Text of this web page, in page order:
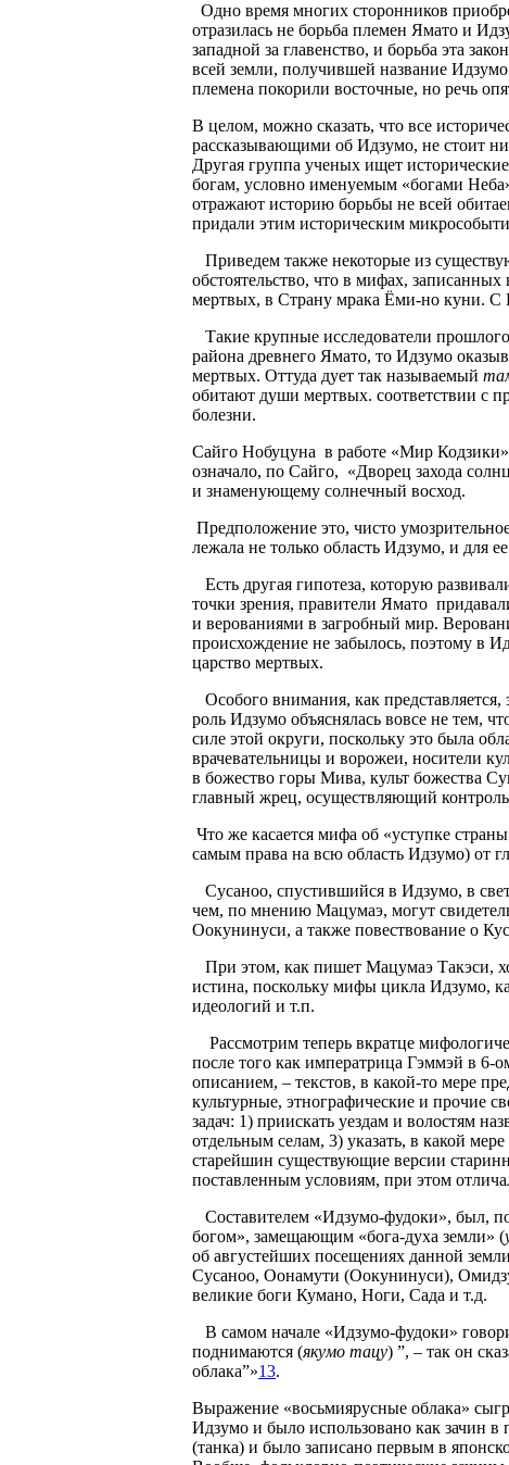
Одно время многих сторонников
отразилась не борьба племен Ямато и
западной за главенство, и борьба эта
всей земли, получившей название
племена покорили восточные, но речь
В целом, можно сказать, что все
рассказывающими об Идзумо, не стоит
Другая группа ученых ищет
богам, условно именуемым «богами
отражают историю борьбы не всей
придали этим историческим
Приведем также некоторые из
обстоятельство, что в мифах,
мертвых, в Страну мрака Ёми-но куни. С
Такие крупные исследователи
района древнего Ямато, то Идзумо
мертвых. Оттуда дует так называемый
обитают души мертвых. соответствии с
болезни.
Сайго Нобуцуна в работе «Мир
означало, по Сайго, «Дворец захода
и знаменующему солнечный восход.
Предположение это, чисто
лежала не только область Идзумо, и для
Есть другая гипотеза, которую
точки зрения, правители Ямато
и верованиями в загробный мир.
происхождение не забылось, поэтому в
царство мертвых.
Особого внимания, как
роль Идзумо объяснялась вовсе не тем,
силе этой округи, поскольку это была
врачевательницы и ворожеи, носители
в божество горы Мива, культ божества
главный жрец, осуществляющий
Что же касается мифа об «уступке
самым права на всю область Идзумо) от
Сусаноо, спустившийся в Идзумо, в
чем, по мнению Мацумаэ, могут
Оокунинуси, а также повествование о
При этом, как пишет Мацумаэ Такэси,
истина, поскольку мифы цикла Идзумо,
идеологий и т.п.
Рассмотрим теперь вкратце
после того как императрица Гэммэй в 6-
описанием, – текстов, в какой-то мере
культурные, этнографические и прочие
задач: 1) приискать уездам и волостям
отдельным селам, 3) указать, в какой
старейшин существующие версии
поставленным условиям, при этом
Составителем «Идзумо-фудоки», был,
богом», замещающим «бога-духа земли» (
об августейших посещениях данной
Сусаноо, Оонамути (Оокунинуси),
великие боги Кумано, Ноги, Сада и т.д.
В самом начале «Идзумо-фудоки»
поднимаются (якумо тацу) ”, – так он
облака”»13.
Выражение «восьмиярусные облака»
Идзумо и было использовано как зачин
(танка) и было записано первым в